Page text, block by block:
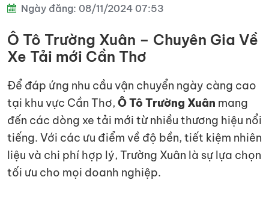
Ngày đăng: 08/11/2024 07:53
Ô Tô Trường Xuân – Chuyên Gia Về
Xe Tải mới Cần Thơ
Để đáp ứng nhu cầu vận chuyển ngày càng cao
tại khu vực Cần Thơ, Ô Tô Trường Xuân mang
đến các dòng xe tải mới từ nhiều thương hiệu nổi
tiếng. Với các ưu điểm về độ bền, tiết kiệm nhiên
liệu và chi phí hợp lý, Trường Xuân là sự lựa chọn
tối ưu cho mọi doanh nghiệp.